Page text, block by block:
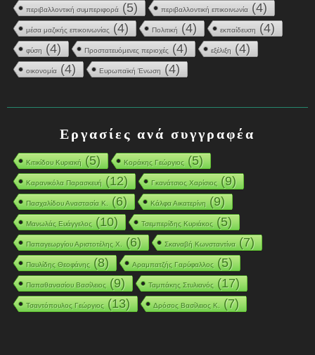
περιβαλλοντική συμπεριφορά (5) περιβαλλοντική επικοινωνία (4)
μέσα μαζικής επικοινωνίας (4) Πολιτική (4) εκπαίδευση (4)
φύση (4) Προστατευόμενες περιοχές (4) εξέλιξη (4)
οικονομία (4) Ευρωπαϊκή Ένωση (4)
Εργασίες ανά συγγραφέα
Κιτικίδου Κυριακή(5) Κοράκης Γεώργιος(5)
Καρανικόλα Παρασκευή(12) Γκανάτσιος Χαρίσιος(9)
Πασχαλίδου Αναστασία Κ.(6) Κάλφα Αικατερίνη(9)
Μανωλάς Ευάγγελος(10) Τσεμπερίδης Κυριάκος(5)
Παπαγεωργίου Αριστοτέλης Χ.(6) Σκαναβή Κωνσταντίνα(7)
Παυλίδης Θεοφάνης(8) Αραμπατζής Γαρύφαλλος(5)
Παπαθανασίου Βασίλειος(9) Ταμπάκης Στυλιανός(17)
Τσαντόπουλος Γεώργιος(13) Δρόσος Βασίλειος Κ.(7)